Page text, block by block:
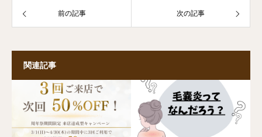
前の記事 次の記事
関連記事